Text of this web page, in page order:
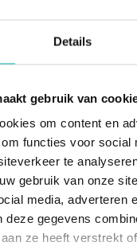
Details
gebruik van
om content en
functies voor social
te
gebruik van onze
media, adverteren
deze gegevens
ze heeft verstrekt
bittere smaakperceptie,
Zo haal je er blijvend
bij het
Uitslag is